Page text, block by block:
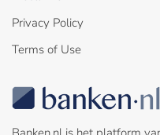
Privacy Policy
Terms of Use